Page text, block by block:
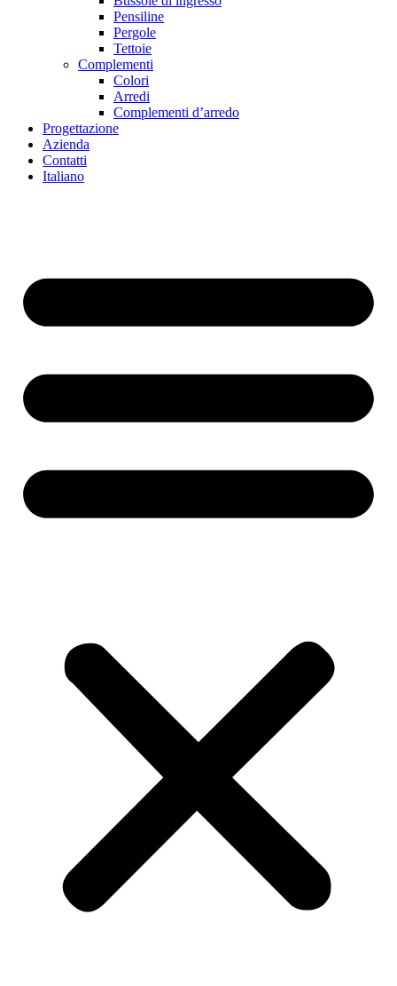
Pensiline
Pergole
Tettoie
Complementi
Colori
Arredi
Complementi d’arredo
Progettazione
Azienda
Contatti
Italiano